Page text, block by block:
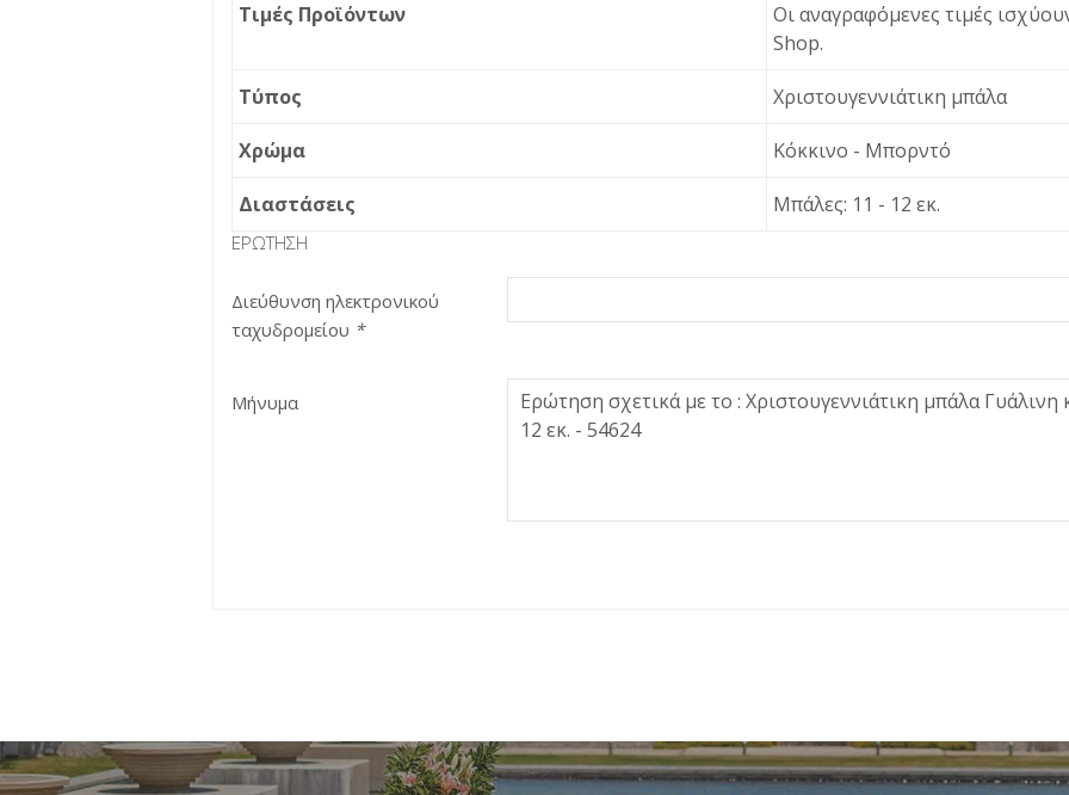
Τιμές Προϊόντων
Οι αναγραφόμενες τιμές
Shop.
Τύπος Χριστουγεννιάτικη μπάλα
Χρώμα Κόκκινο - Μπορντό
Διαστάσεις Μπάλες: 11 - 12 εκ.
ΕΡΏΤΗΣΗ
Διεύθυνση ηλεκτρονικού
ταχυδρομείου *
Μήνυμα